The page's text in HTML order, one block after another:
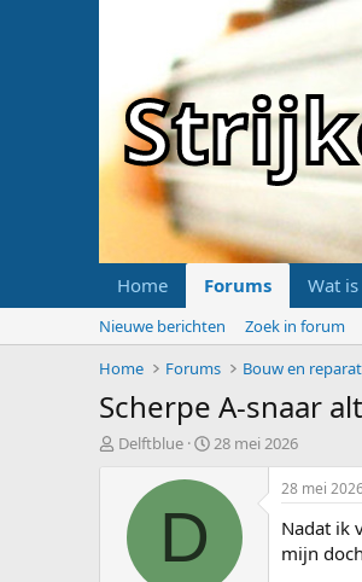
Home Forums Wat
Nieuwe berichten
Zoek in forum
Home
Forums Bouw en
Scherpe A-snaar
T
Delftblue
S
a
28 mei 2026
D
28 mei
Nadat ik
mijn